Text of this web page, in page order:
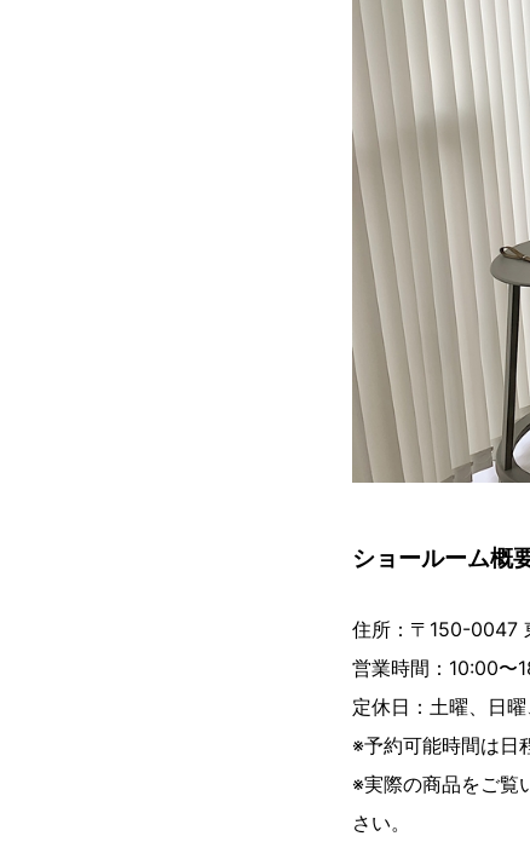
ショールーム概
住所：〒150-0047
営業時間：10:00〜
定休日：土曜、日曜
※予約可能時間は日
※実際の商品をご覧
さい。